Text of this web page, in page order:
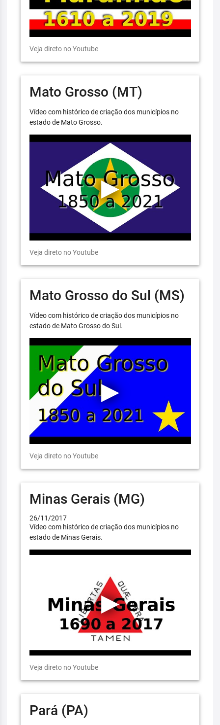
Veja direto no Youtube
Mato Grosso (MT)
Vídeo com histórico de criação dos municípios no
estado de Mato Grosso.
Veja direto no Youtube
Mato Grosso do Sul (MS)
Vídeo com histórico de criação dos municípios no
estado de Mato Grosso do Sul.
Veja direto no Youtube
Minas Gerais (MG)
26/11/2017
Vídeo com histórico de criação dos municípios no
estado de Minas Gerais.
Veja direto no Youtube
Pará (PA)